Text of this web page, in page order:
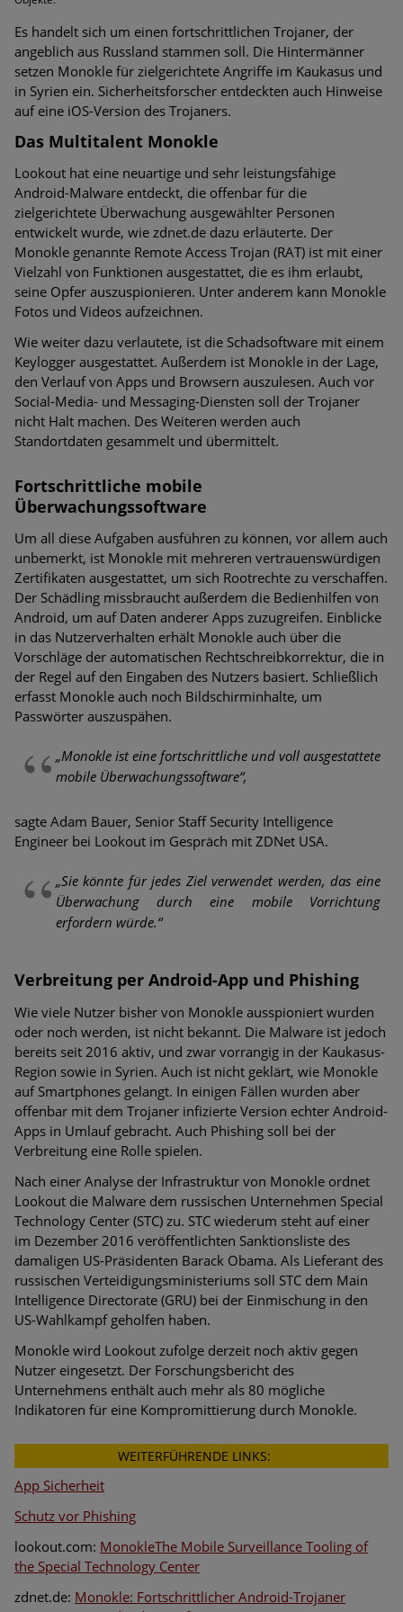
Es handelt sich um einen fortschrittlichen Trojaner, der
angeblich aus Russland stammen soll. Die Hintermänner
setzen Monokle für zielgerichtete Angriffe im Kaukasus und
in Syrien ein. Sicherheitsforscher entdeckten auch Hinweise
auf eine iOS-Version des Trojaners.
Das Multitalent Monokle
Lookout hat eine neuartige und sehr leistungsfähige
Android-Malware entdeckt, die offenbar für die
zielgerichtete Überwachung ausgewählter Personen
entwickelt wurde, wie zdnet.de dazu erläuterte. Der
Monokle genannte Remote Access Trojan (RAT) ist mit einer
Vielzahl von Funktionen ausgestattet, die es ihm erlaubt,
seine Opfer auszuspionieren. Unter anderem kann Monokle
Fotos und Videos aufzeichnen.
Wie weiter dazu verlautete, ist die Schadsoftware mit einem
Keylogger ausgestattet. Außerdem ist Monokle in der Lage,
den Verlauf von Apps und Browsern auszulesen. Auch vor
Social-Media- und Messaging-Diensten soll der Trojaner
nicht Halt machen. Des Weiteren werden auch
Standortdaten gesammelt und übermittelt.
Fortschrittliche mobile
Überwachungssoftware
Um all diese Aufgaben ausführen zu können, vor allem auch
unbemerkt, ist Monokle mit mehreren vertrauenswürdigen
Zertifikaten ausgestattet, um sich Rootrechte zu verschaffen.
Der Schädling missbraucht außerdem die Bedienhilfen von
Android, um auf Daten anderer Apps zuzugreifen. Einblicke
in das Nutzerverhalten erhält Monokle auch über die
Vorschläge der automatischen Rechtschreibkorrektur, die in
der Regel auf den Eingaben des Nutzers basiert. Schließlich
erfasst Monokle auch noch Bildschirminhalte, um
Passwörter auszuspähen.
„Monokle ist eine fortschrittliche und voll ausgestattete
mobile Überwachungssoftware“,
sagte Adam Bauer, Senior Staff Security Intelligence
Engineer bei Lookout im Gespräch mit ZDNet USA.
„Sie könnte für jedes Ziel verwendet werden, das eine
Überwachung durch eine mobile Vorrichtung
erfordern würde.“
Verbreitung per Android-App und Phishing
Wie viele Nutzer bisher von Monokle ausspioniert wurden
oder noch werden, ist nicht bekannt. Die Malware ist jedoch
bereits seit 2016 aktiv, und zwar vorrangig in der Kaukasus-
Region sowie in Syrien. Auch ist nicht geklärt, wie Monokle
auf Smartphones gelangt. In einigen Fällen wurden aber
offenbar mit dem Trojaner infizierte Version echter Android-
Apps in Umlauf gebracht. Auch Phishing soll bei der
Verbreitung eine Rolle spielen.
Nach einer Analyse der Infrastruktur von Monokle ordnet
Lookout die Malware dem russischen Unternehmen Special
Technology Center (STC) zu. STC wiederum steht auf einer
im Dezember 2016 veröffentlichten Sanktionsliste des
damaligen US-Präsidenten Barack Obama. Als Lieferant des
russischen Verteidigungsministeriums soll STC dem Main
Intelligence Directorate (GRU) bei der Einmischung in den
US-Wahlkampf geholfen haben.
Monokle wird Lookout zufolge derzeit noch aktiv gegen
Nutzer eingesetzt. Der Forschungsbericht des
Unternehmens enthält auch mehr als 80 mögliche
Indikatoren für eine Kompromittierung durch Monokle.
WEITERFÜHRENDE LINKS:
App Sicherheit
Schutz vor Phishing
lookout.com: MonokleThe Mobile Surveillance Tooling of
the Special Technology Center
zdnet.de: Monokle: Fortschrittlicher Android-Trojaner